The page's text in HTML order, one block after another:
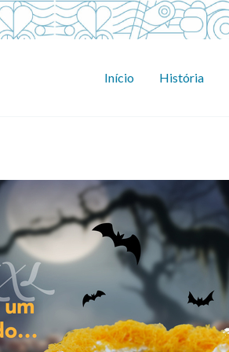
Início História